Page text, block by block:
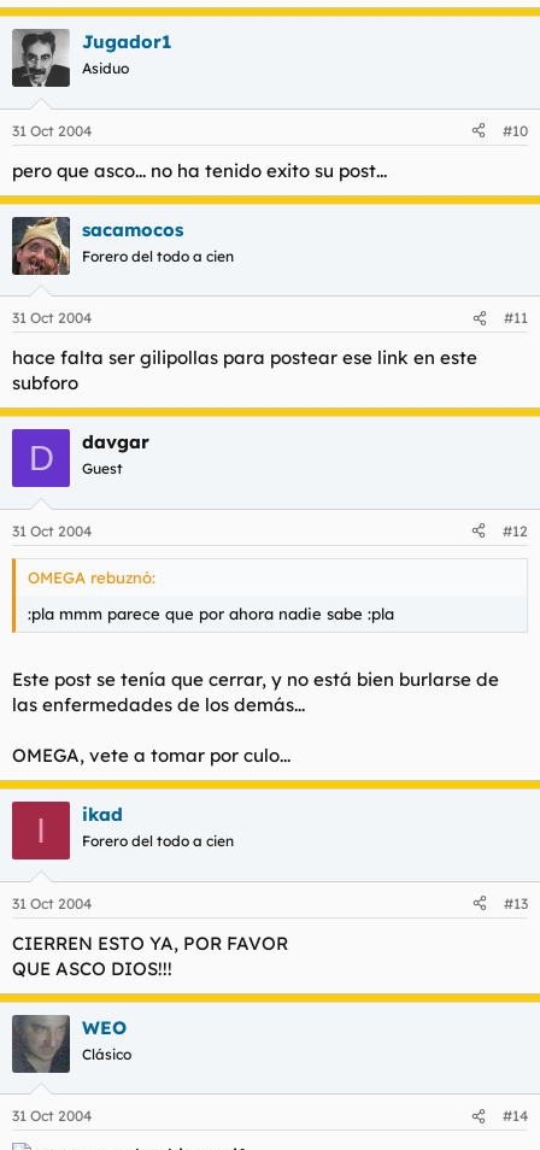
Jugador1
Asiduo
31 Oct 2004 #10
pero que asco... no ha tenido exito su post...
sacamocos
Forero del todo a cien
31 Oct 2004 #11
hace falta ser gilipollas para postear ese link en este
subforo
D davgar
Guest
31 Oct 2004 #12
OMEGA rebuznó:
:pla mmm parece que por ahora nadie sabe :pla
Este post se tenía que cerrar, y no está bien burlarse de
las enfermedades de los demás...
OMEGA, vete a tomar por culo...
I ikad
Forero del todo a cien
31 Oct 2004 #13
CIERREN ESTO YA, POR FAVOR
QUE ASCO DIOS!!!
WEO
Clásico
31 Oct 2004 #14